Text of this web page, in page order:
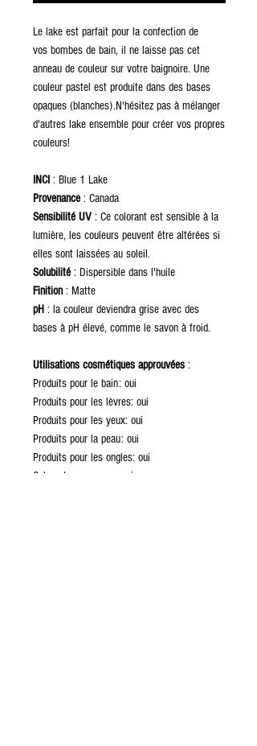
Le lake est parfait pour la confection de
vos bombes de bain, il ne laisse pas cet
anneau de couleur sur votre baignoire. Une
couleur pastel est produite dans des bases
opaques (blanches).N'hésitez pas à mélanger
d'autres lake ensemble pour créer vos propres
couleurs!
INCI : Blue 1 Lake
Provenance : Canada
Sensibilité UV : Ce colorant est sensible à la
lumière, les couleurs peuvent être altérées si
elles sont laissées au soleil.
Solubilité : Dispersible dans l'huile
Finition: Matte
pH : la couleur deviendra grise avec des
bases à pH élevé, comme le savon à froid.
Utilisations cosmétiques approuvées :
Produits pour le bain: oui
Produits pour les lèvres: oui
Produits pour les yeux: oui
Produits pour la peau: oui
Produits pour les ongles: oui
Colorant pour savon: oui